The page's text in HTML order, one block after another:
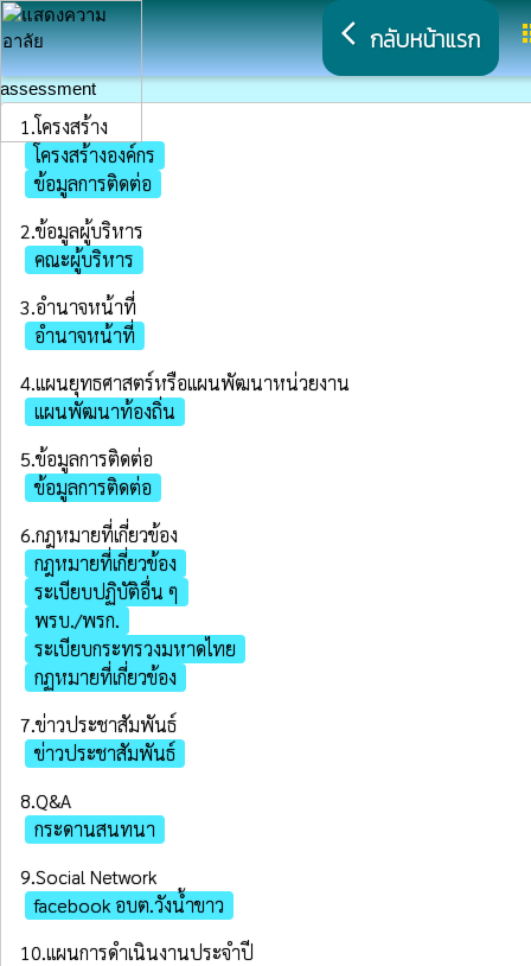
arrow_back_ios กลับหน้าแรก
assessment
1.โครงสร้าง
โครงสร้างองค์กร
ข้อมูลการติดต่อ
2.ข้อมูลผู้บริหาร
คณะผู้บริหาร
3.อำนาจหน้าที่
อำนาจหน้าที่
4.แผนยุทธศาสตร์หรือแผนพัฒนาหน่วยงาน
แผนพัฒนาท้องถิ่น
5.ข้อมูลการติดต่อ
ข้อมูลการติดต่อ
6.กฎหมายที่เกี่ยวข้อง
กฎหมายที่เกี่ยวข้อง
ระเบียบปฏิบัติอื่น ๆ
พรบ./พรก.
ระเบียบกระทรวงมหาดไทย
กฏหมายที่เกี่ยวข้อง
7.ข่าวประชาสัมพันธ์
ข่าวประชาสัมพันธ์
8.Q&A
กระดานสนทนา
9.Social Network
facebook อบต.วังน้ำขาว
10.แผนการดำเนินงานประจำปี